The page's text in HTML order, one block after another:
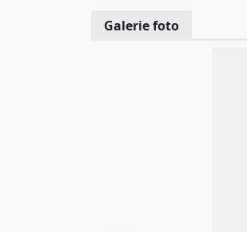
Galerie foto